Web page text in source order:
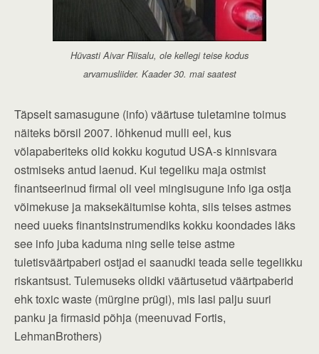
Hüvasti Aivar Riisalu, ole kellegi teise kodus
arvamusliider. Kaader 30. mai saatest
Täpselt samasugune (info) väärtuse tuletamine toimus
näiteks börsil 2007. lõhkenud mulli eel, kus
võlapaberiteks olid kokku kogutud USA-s kinnisvara
ostmiseks antud laenud. Kui tegeliku maja ostmist
finantseerinud firmal oli veel mingisugune info iga ostja
võimekuse ja maksekäitumise kohta, siis teises astmes
need uueks finantsinstrumendiks kokku koondades läks
see info juba kaduma ning selle teise astme
tuletisväärtpaberi ostjad ei saanudki teada selle tegelikku
riskantsust. Tulemuseks olidki väärtusetud väärtpaberid
ehk toxic waste (mürgine prügi), mis lasi palju suuri
panku ja firmasid põhja (meenuvad Fortis,
LehmanBrothers)